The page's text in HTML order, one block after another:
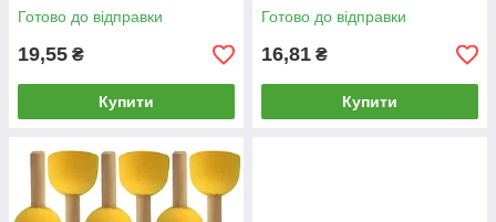
Готово до відправки
19,55 ₴
Купити
Готово до відправки
16,81 ₴
Купити